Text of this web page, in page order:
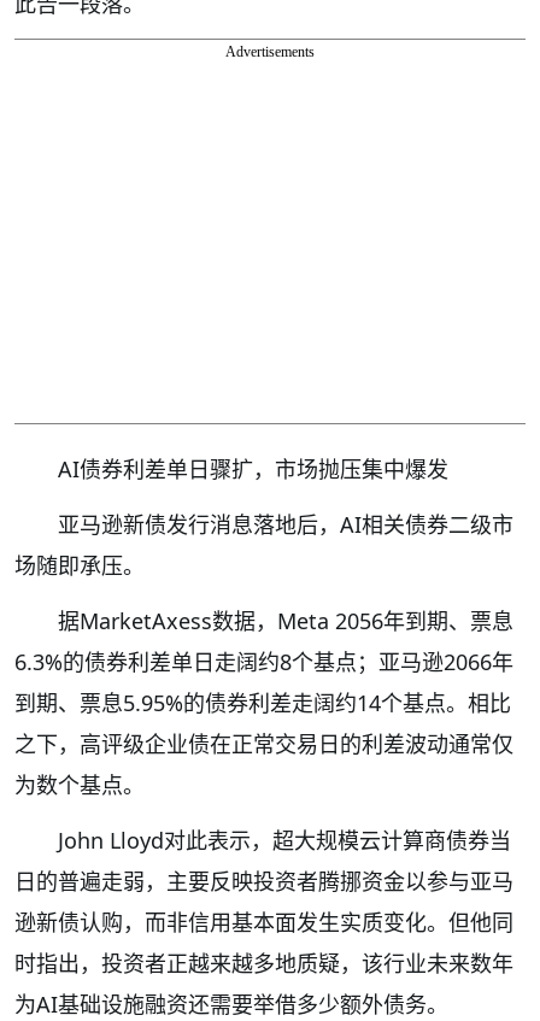
Advertisements
AI债券利差单日骤扩，市场抛压集中爆发
亚马逊新债发行消息落地后，AI相关债券二级市
场随即承压。
据MarketAxess数据，Meta 2056年到期、票息
6.3%的债券利差单日走阔约8个基点；亚马逊2066年
到期、票息5.95%的债券利差走阔约14个基点。相比
之下，高评级企业债在正常交易日的利差波动通常仅
为数个基点。
John Lloyd对此表示，超大规模云计算商债券当
日的普遍走弱，主要反映投资者腾挪资金以参与亚马
逊新债认购，而非信用基本面发生实质变化。但他同
时指出，投资者正越来越多地质疑，该行业未来数年
为AI基础设施融资还需要举借多少额外债务。